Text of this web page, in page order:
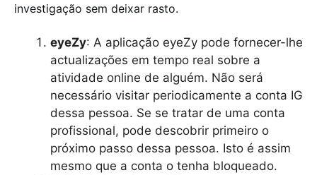
investigação sem deixar rasto.
eyeZy: A aplicação eyeZy pode fornecer-lhe
actualizações em tempo real sobre a
atividade online de alguém. Não será
necessário visitar periodicamente a conta IG
dessa pessoa. Se se tratar de uma conta
profissional, pode descobrir primeiro o
próximo passo dessa pessoa. Isto é assim
mesmo que a conta o tenha bloqueado.